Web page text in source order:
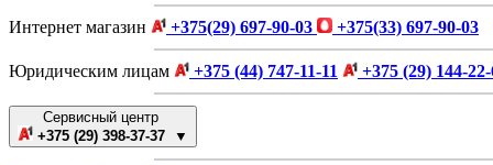
Интернет магазин +375(29) 697-90-03 +375(33) 697-90-03
Юридическим лицам +375 (44) 747-11-11 +375 (29) 144-
Сервисный центр
+375 (29) 398-37-37 ▼